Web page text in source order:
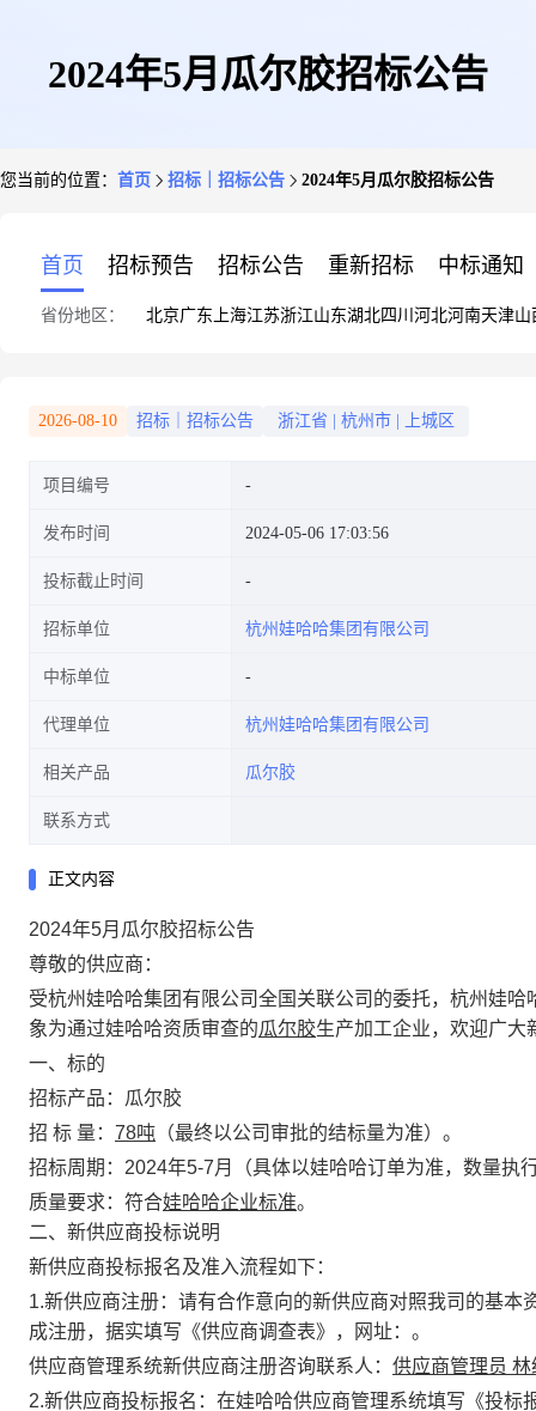
2024年5月瓜尔胶招标公告
您当前的位置： 首页 招标｜招标公告 2024年5月瓜尔胶招标公告
首页 招标预告 招标公告 重新招标 中标通知
省份地区： 北京广东 上海江苏浙江山东湖北四川 河北河南天津山
2026-08-10 招标｜招标公告 浙江省 杭州市 上城区
项目编号
发布时间 2024-05-06 17:03:56
投标截止时间
招标单位 杭州娃哈哈集团有限公司
中标单位
代理单位 杭州娃哈哈集团有限公司
相关产品 瓜尔胶
联系方式
正文内容
2024年5月瓜尔胶招标公告
尊敬的供应商：
受杭州娃哈哈集团有限公司全国关联公司的委托，杭州娃
象为通过娃哈哈资质审查的瓜尔胶生产加工企业，欢迎广大
一、标的
招标产品：瓜尔胶
招 标 量： 78吨 （最终以公司审批的结标量为准）。
招标周期： 2024年5-7月（具体以娃哈哈订单为准，数量执
质量要求：符合娃哈哈企业标准。
二、新供应商投标说明
新供应商投标报名及准入流程如下：
1.新供应商注册： 请有合作意向的新供应商对照我司的基本
成注册，据实填写《供应商调查表》，网址： 。
供应商管理系统新供应商注册咨询联系人： 供应商管理员 林
2.新供应商投标报名： 在娃哈哈供应商管理系统填写《投标